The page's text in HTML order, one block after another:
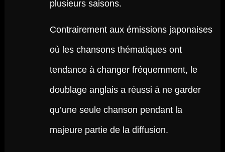
plusieurs saisons.
Contrairement aux émissions japonaises
où les chansons thématiques ont
tendance à changer fréquemment, le
doublage anglais a réussi à ne garder
qu’une seule chanson pendant la
majeure partie de la diffusion.